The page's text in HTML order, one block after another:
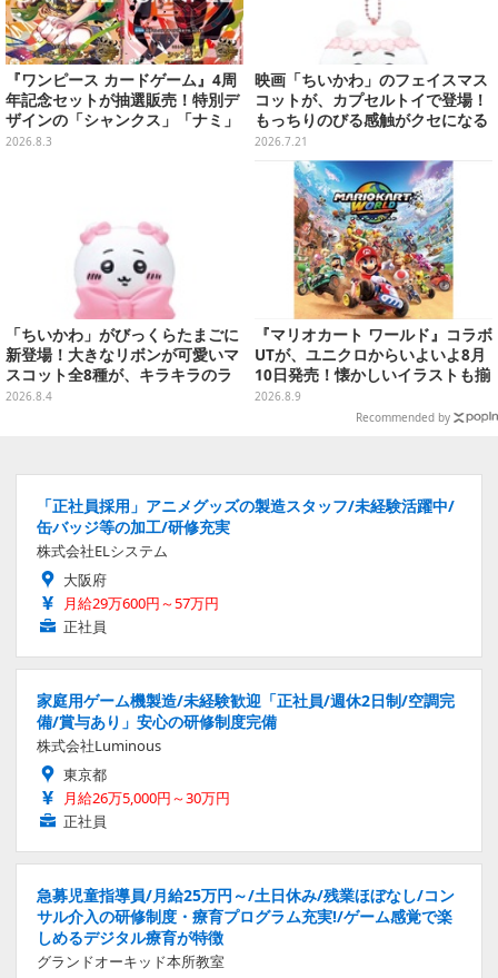
『ワンピース カードゲーム』4周
年記念セットが抽選販売！特別デ
ザインの「シャンクス」「ナミ」
など9枚のプロモカードを収録
2026.8.3
映画「ちいかわ」のフェイスマス
コットが、カプセルトイで登場！
もっちりのびる感触がクセになる
ハチワレ、セイレーンなど全5種
2026.7.21
「ちいかわ」がびっくらたまごに
新登場！大きなリボンが可愛いマ
スコット全8種が、キラキラのラ
メ入り入浴剤から飛び出す
2026.8.4
『マリオカート ワールド』コラボ
UTが、ユニクロからいよいよ8月
10日発売！懐かしいイラストも揃
えた全12種類
2026.8.9
Recommended by
「正社員採用」アニメグッズの製造スタッフ/未経験活躍中/
缶バッジ等の加工/研修充実
株式会社ELシステム
大阪府
月給29万600円～57万円
正社員
家庭用ゲーム機製造/未経験歓迎「正社員/週休2日制/空調完
備/賞与あり」安心の研修制度完備
株式会社Luminous
東京都
月給26万5,000円～30万円
正社員
急募児童指導員/月給25万円～/土日休み/残業ほぼなし/コン
サル介入の研修制度・療育プログラム充実!/ゲーム感覚で楽
しめるデジタル療育が特徴
グランドオーキッド本所教室